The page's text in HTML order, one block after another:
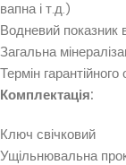
вапна і т.д.)
Водневий
Загальна
Термін
Комплектація:
Ключ свічковий
Ущільнювальна